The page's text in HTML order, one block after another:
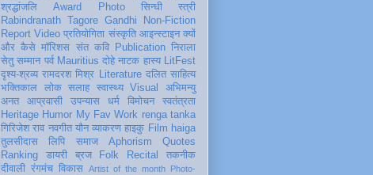
श्रद्धांजलि
Award Photo सिन्धी
स्त्री
Rabindranath Tagore Gandhi
Non-Fiction
Report Video प्रतियोगिता संस्कृति आइन्स्टाइन क्यों
और कैसे मॉरिशस संत कवि Publication निराला
सेतु सम्मान पर्व Mauritius दोहे नाटक हास्य LitFest
दृश्य-श्रव्य रामदरश मिश्र Literature दलित साहित्य
भक्तिकाल
लोक सलाह स्वास्थ्य Visual
अभिमन्यु
अनत
आप्रवासी उपन्यास धर्म विमोचन
स्वतंत्रता
Heritage Humor My Fav Work renga tanka
गिरिजेश राव नवगीत यौन व्याकरण हाइकु Film haiga
तुलसीदास
लिपि समाज Aphorism
Quotes
Ranking
डायरी ब्रज Folk Recital
तकनीक
दीवाली रंगमंच विकास Artist of the month Photo-